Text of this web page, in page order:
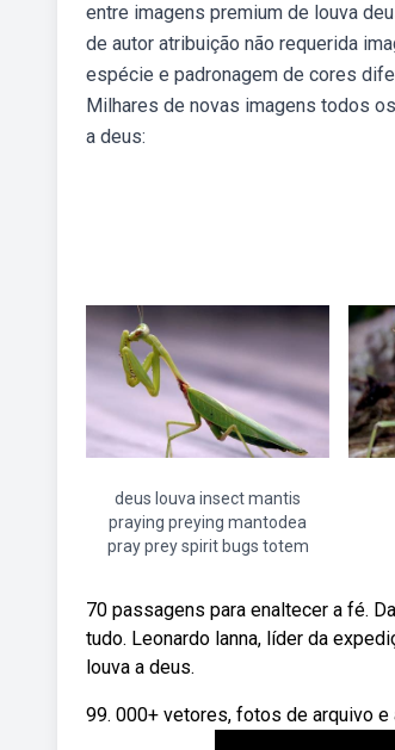
entre imagens premium de louva
de autor atribuição não requerida
espécie e padronagem de cores
Milhares de novas imagens todos
a deus:
deus louva insect mantis
praying preying mantodea
pray prey spirit bugs totem
70 passagens para enaltecer a fé.
tudo. Leonardo lanna, líder da
louva a deus.
99. 000+ vetores, fotos de arquivo